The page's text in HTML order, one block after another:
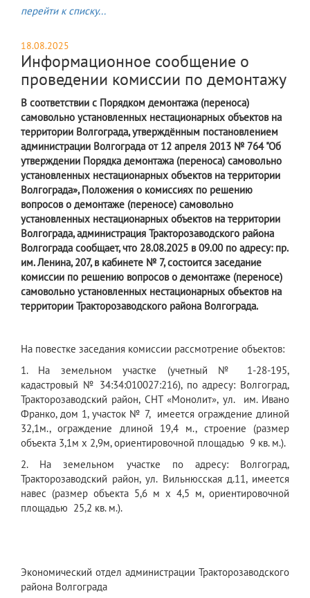
перейти к списку...
18.08.2025
Информационное сообщение о
проведении комиссии по демонтажу
В соответствии с Порядком демонтажа (переноса)
самовольно установленных нестационарных объектов на
территории Волгограда, утверждённым постановлением
администрации Волгограда от 12 апреля 2013 № 764 "Об
утверждении Порядка демонтажа (переноса) самовольно
установленных нестационарных объектов на территории
Волгограда», Положения о комиссиях по решению
вопросов о демонтаже (переносе) самовольно
установленных нестационарных объектов на территории
Волгограда, администрация Тракторозаводского района
Волгограда сообщает, что 28.08.2025 в 09.00 по адресу: пр.
им. Ленина, 207, в кабинете № 7, состоится заседание
комиссии по решению вопросов о демонтаже (переносе)
самовольно установленных нестационарных объектов на
территории Тракторозаводского района Волгограда.
На повестке заседания комиссии рассмотрение объектов:
1. На земельном участке (учетный № 1-28-195,
кадастровый № 34:34:010027:216), по адресу: Волгоград,
Тракторозаводский район, СНТ «Монолит», ул. им. Ивано
Франко, дом 1, участок № 7, имеется ограждение длиной
32,1м., ограждение длиной 19,4 м., строение (размер
объекта 3,1м x 2,9м, ориентировочной площадью 9 кв. м.).
2. На земельном участке по адресу: Волгоград,
Тракторозаводский район, ул. Вильнюсская д.11, имеется
навес (размер объекта 5,6 м x 4,5 м, ориентировочной
площадью 25,2 кв. м.).
Экономический отдел администрации Тракторозаводского
района Волгограда